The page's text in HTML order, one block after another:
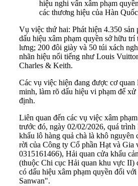
hiệu nghi vấn xâm phạm
các thương hiệu của Hàn Quốc
Vụ việc thứ hai: Phát hiện 4.350 sản
dấu hiệu xâm phạm quyền sở hữu trí
lưng; 200 đôi giày và 50 túi xách
nhãn hiệu nổi tiếng như Louis
Charles & Keith.
Các vụ việc hiện đang được cơ quan
minh, làm rõ dấu hiệu vi phạm để
định.
Liên quan đến các vụ việc xâm
trước đó, ngày 02/02/2026, quá trình
khẩu lô hàng quả chà là khô nguyên
rời của Công ty Cổ phần Hạt và Gia
0315161466), Hải quan cửa khẩu
(thuộc Chi cục Hải quan khu vực II)
có dấu hiệu xâm phạm quyền đối
Sanwan".